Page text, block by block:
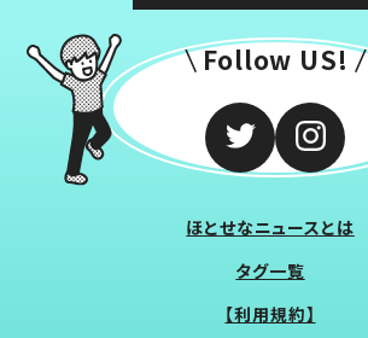
Follow US!
ほとせなニュースとは
タグ一覧
【利用規約】